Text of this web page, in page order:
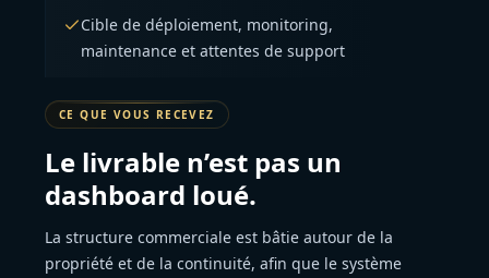
Cible de déploiement, monitoring,
maintenance et attentes de support
CE QUE VOUS RECEVEZ
Le livrable n’est pas un
dashboard loué.
La structure commerciale est bâtie autour de la
propriété et de la continuité, afin que le système